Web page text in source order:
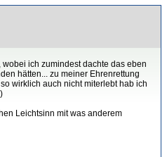
ich zumindest dachte das eben
hätten... zu meiner Ehrenrettung
wirklich auch nicht miterlebt hab ich
Leichtsinn mit was anderem